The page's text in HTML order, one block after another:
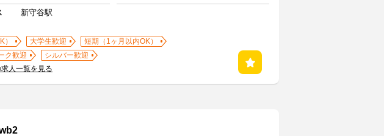
新守谷駅
大学生歓迎
短期（1ヶ月以内OK）
ク歓迎
シルバー歓迎
人一覧を見る